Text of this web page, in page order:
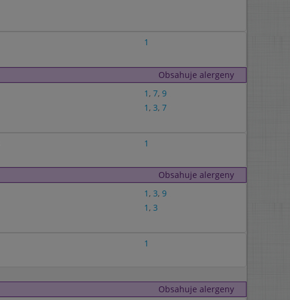
1
Obsahuje alergeny
1 , 7, 9
1 , 3, 7
1
Obsahuje alergeny
1 , 3, 9
1 , 3
1
Obsahuje alergeny